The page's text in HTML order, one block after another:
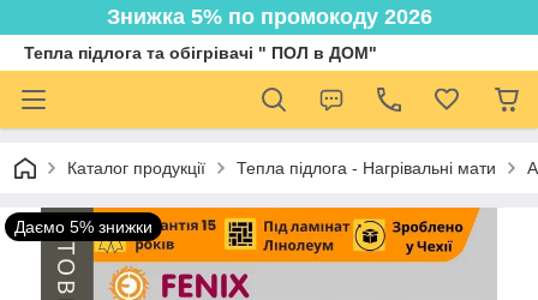
Знижка 5% по промокоду 2026
Тепла підлога та обігрівачі " ПОЛ в ДОМ"
Каталог продукції Тепла підлога - Нагрівальні мати
Даємо 5% знижки